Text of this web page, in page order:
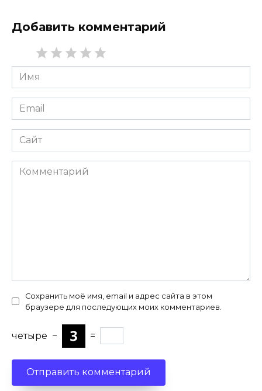
Добавить комментарий
Имя
*
Email
*
Сайт
Комментарий
Сохранить моё имя, email и адрес сайта в этом
браузере для последующих моих комментариев.
четыре − =